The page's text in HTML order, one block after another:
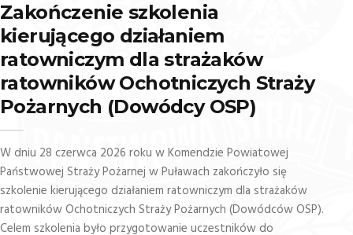
Zakończenie szkolenia
kierującego działaniem
ratowniczym dla strażaków
ratowników Ochotniczych Straży
Pożarnych (Dowódcy OSP)
W dniu 28 czerwca 2026 roku w Komendzie Powiatowej
Państwowej Straży Pożarnej w Puławach zakończyło się
szkolenie kierującego działaniem ratowniczym dla strażaków
ratowników Ochotniczych Straży Pożarnych (Dowódców OSP).
Celem szkolenia było przygotowanie uczestników do